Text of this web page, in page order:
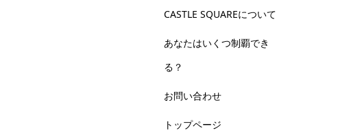
CASTLE SQUAREについて
あなたはいくつ制覇でき
る？
お問い合わせ
トップページ